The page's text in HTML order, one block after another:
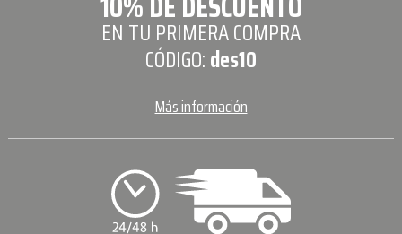
EN TU PRIMERA COMPRA
CÓDIGO:des10
Más información